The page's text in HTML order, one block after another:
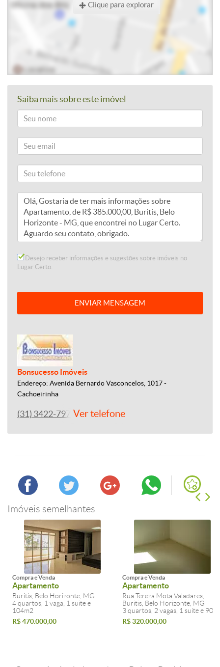
Clique para explorar
Saiba mais sobre este imóvel
Desejo receber informações e sugestões sobre imóveis no
Lugar Certo.
ENVIAR MENSAGEM
Bonsucesso Imóveis
Endereço: Avenida Bernardo Vasconcelos, 1017 -
Cachoeirinha
(31) 3422-7979Ver telefone
Imóveis semelhantes
Compra e Venda
Apartamento
Buritis, Belo Horizonte, MG
4 quartos, 1 vaga, 1 suite e
104m2
R$ 470.000,00
Compra e Venda
Apartamento
Rua Tereza Mota Valadares,
Buritis, Belo Horizonte, MG
3 quartos, 2 vagas, 1 suite e
R$ 320.000,00